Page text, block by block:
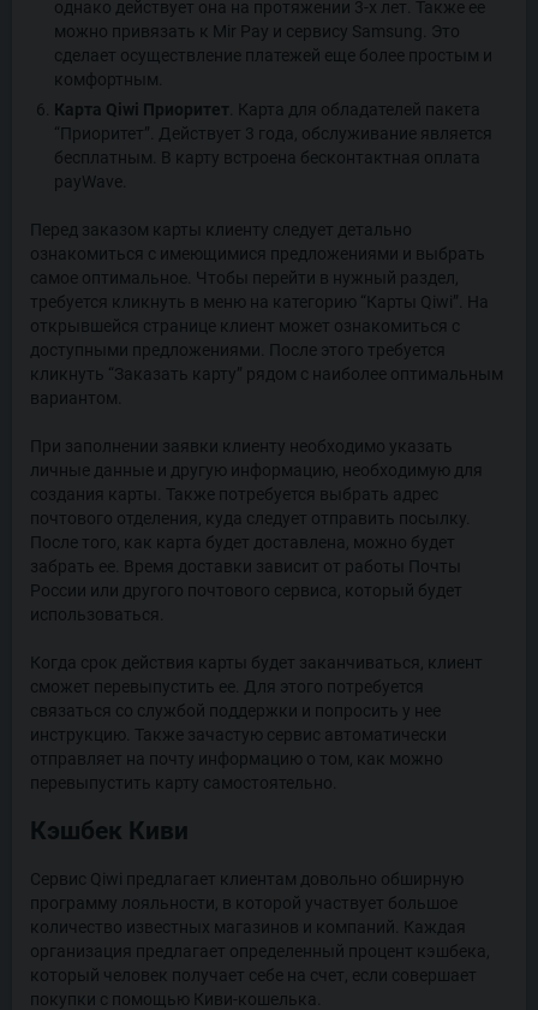
однако действует она на протяжении 3-х лет. Также ее
можно привязать к Mir Pay и сервису Samsung. Это
сделает осуществление платежей еще более простым и
комфортным.
Карта Qiwi Приоритет . Карта для обладателей пакета
“Приоритет”. Действует 3 года, обслуживание является
бесплатным. В карту встроена бесконтактная оплата
payWave.
Перед заказом карты клиенту следует детально
ознакомиться с имеющимися предложениями и выбрать
самое оптимальное. Чтобы перейти в нужный раздел,
требуется кликнуть в меню на категорию “Карты Qiwi”. На
открывшейся странице клиент может ознакомиться с
доступными предложениями. После этого требуется
кликнуть “Заказать карту” рядом с наиболее оптимальным
вариантом.
При заполнении заявки клиенту необходимо указать
личные данные и другую информацию, необходимую для
создания карты. Также потребуется выбрать адрес
почтового отделения, куда следует отправить посылку.
После того, как карта будет доставлена, можно будет
забрать ее. Время доставки зависит от работы Почты
России или другого почтового сервиса, который будет
использоваться.
Когда срок действия карты будет заканчиваться, клиент
сможет перевыпустить ее. Для этого потребуется
связаться со службой поддержки и попросить у нее
инструкцию. Также зачастую сервис автоматически
отправляет на почту информацию о том, как можно
перевыпустить карту самостоятельно.
Кэшбек Киви
Сервис Qiwi предлагает клиентам довольно обширную
программу лояльности, в которой участвует большое
количество известных магазинов и компаний. Каждая
организация предлагает определенный процент кэшбека,
который человек получает себе на счет, если совершает
покупки с помощью Киви-кошелька.